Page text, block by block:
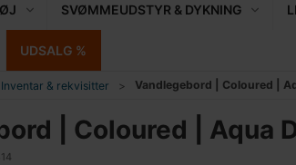
SVØMMEUDSTYR & DYKNING
UDSALG %
Inventar & rekvisitter Vandlegebord | Coloured |
| Coloured | Aqua